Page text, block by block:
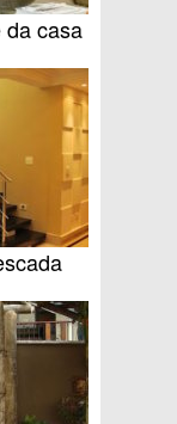
da casa